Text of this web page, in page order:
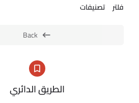
فلتر تصنيفات
Back
الطريق الدائري